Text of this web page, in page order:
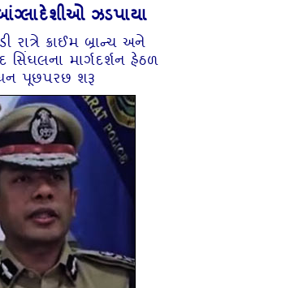
ઝડપાયા
ક્રાઈમ બ્રાન્ચ અને
સિંઘલના માર્ગદર્શન હેઠળ
પૂછપરછ શરૂ